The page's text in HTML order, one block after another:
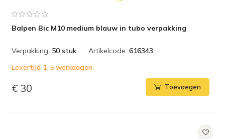
Balpen Bic M10 medium blauw in tubo verpakking
Verpakking: 50 stuk Artikelcode: 616343
Levertijd 1-5 werkdagen
€ 30 Toevoegen